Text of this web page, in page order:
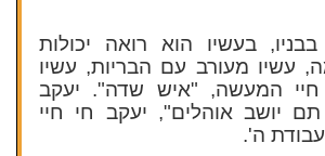
בעשיו הוא רואה יכולות
עשיו מעורב עם הבריות, עשיו
המעשה, "איש שדה". יעקב
יושב אוהלים", יעקב חי חיי
ה'.